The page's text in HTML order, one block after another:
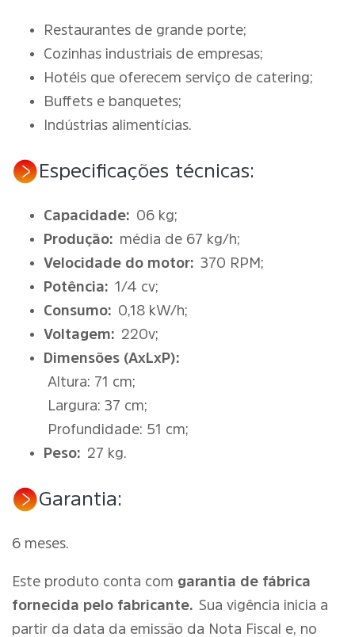
Restaurantes de grande porte;
Cozinhas industriais de empresas;
Hotéis que oferecem serviço de catering;
Buffets e banquetes;
Indústrias alimentícias.
Especificações técnicas:
Capacidade: 06 kg;
Produção: média de 67 kg/h;
Velocidade do motor: 370 RPM;
Potência: 1/4 cv;
Consumo: 0,18 kW/h;
Voltagem: 220v;
Dimensões (AxLxP):
Altura: 71 cm;
Largura: 37 cm;
Profundidade: 51 cm;
Peso: 27 kg.
Garantia:
6 meses.
Este produto conta com garantia de fábrica
fornecida pelo fabricante. Sua vigência inicia a
partir da data da emissão da Nota Fiscal e, no